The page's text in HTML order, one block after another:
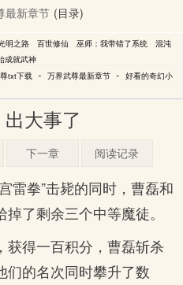
最新章节 (目录)
明之路 百世修仙 巫师：我带错了系统
混沌
成就武神
txt下载 - 万界武尊最新章节 - 好看的奇幻小
大事了
下一章 阅读记录
雷拳”击毙的同时，曹磊和
了剩余三个中等魔徒。
获得一百积分，曹磊斩杀
们的名次同时攀升了数